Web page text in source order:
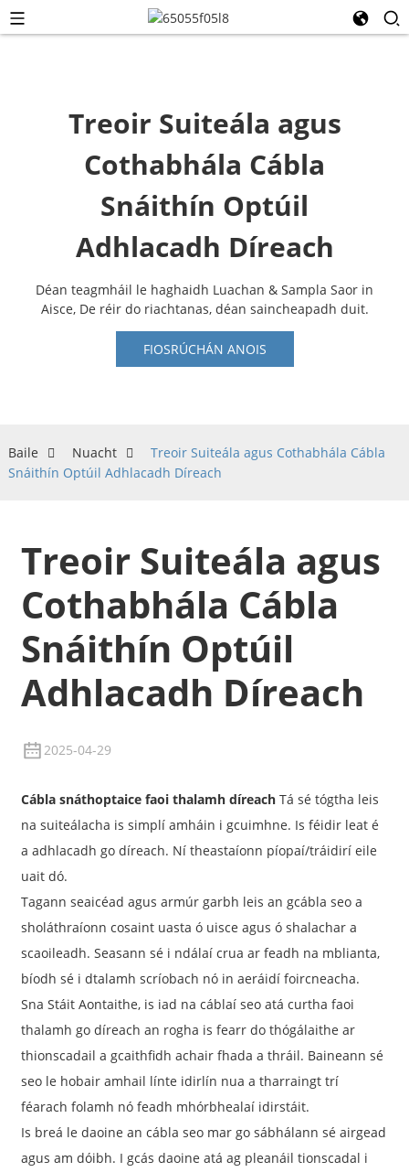
Treoir Suiteála agus
Cothabhála Cábla
Snáithín Optúil
Adhlacadh Díreach
Déan teagmháil le haghaidh Luachan & Sampla Saor in
Aisce, De réir do riachtanas, déan saincheapadh duit.
FIOSRÚCHÁN ANOIS
Baile Nuacht
Treoir Suiteála agus Cothabhála Cábla
Snáithín Optúil Adhlacadh Díreach
Treoir Suiteála agus
Cothabhála Cábla
Snáithín Optúil
Adhlacadh Díreach
2025-04-29
Cábla snáthoptaice faoi thalamh díreachTá sé tógtha leis
na suiteálacha is simplí amháin i gcuimhne. Is féidir leat é
a adhlacadh go díreach. Ní theastaíonn píopaí/tráidirí eile
uait dó.
Tagann seaicéad agus armúr garbh leis an gcábla seo a
sholáthraíonn cosaint uasta ó uisce agus ó shalachar a
scaoileadh. Seasann sé i ndálaí crua ar feadh na mblianta,
bíodh sé i dtalamh scríobach nó in aeráidí foircneacha.
Sna Stáit Aontaithe, is iad na cáblaí seo atá curtha faoi
thalamh go díreach an rogha is fearr do thógálaithe ar
thionscadail a gcaithfidh achair fhada a thráil. Baineann sé
seo le hobair amhail línte idirlín nua a tharraingt trí
féarach folamh nó feadh mhórbhealaí idirstáit.
Is breá le daoine an cábla seo mar go sábhálann sé airgead
agus am dóibh. I gcás daoine atá ag pleanáil tionscadal i